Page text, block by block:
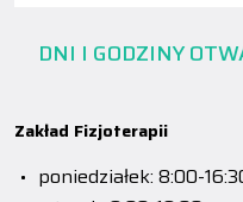
DNI I GODZINY
Zakład Fizjoterapii
poniedziałek: 8:00-